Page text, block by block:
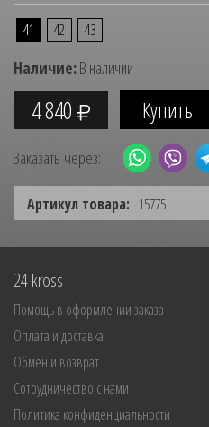
41 42 43
Наличие:В наличии
4 840
Заказать через:
Артикул товара: 15775
24 kross
Помощь в оформлении заказа
Оплата и доставка
Обмен и возврат
Сотрудничество с нами
Политика конфиденциальности